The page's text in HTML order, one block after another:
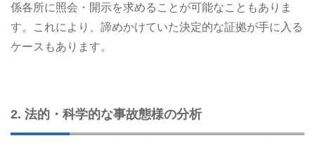
係各所に照会・開示を求めることが可能なこともありま
す。これにより、諦めかけていた決定的な証拠が手に入る
ケースもあります。
2. 法的・科学的な事故態様の分析